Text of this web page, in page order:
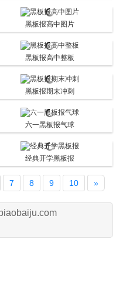
黑板报高中图片
黑板报高中整板
黑板报期末冲刺
六一黑板报气球
经典开学黑板报
7 8 9 10 »